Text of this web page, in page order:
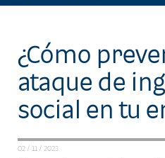
¿Cómo
ataque de
social en tu
02 / 11 / 2023